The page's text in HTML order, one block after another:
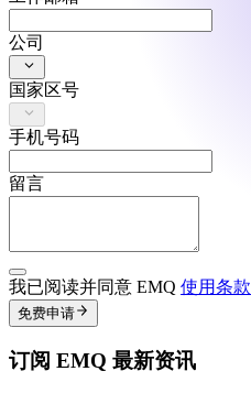
公司
国家区号
手机号码
留言
我已阅读并同意 EMQ 使用条款
免费申请
订阅 EMQ 最新资讯